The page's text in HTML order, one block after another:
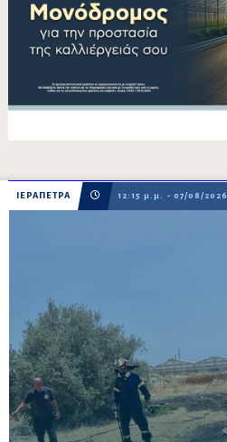
ΙΕΡΑΠΕΤΡΑ 12:15 μ.μ. - 07/08/2026